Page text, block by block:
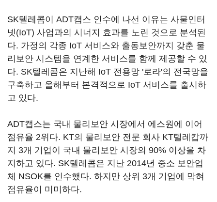
SK텔레콤이 ADT캡스 인수에 나선 이유는 사물인터
넷(IoT) 사업과의 시너지 효과를 노린 것으로 분석된
다. 가정의 각종 IoT 서비스와 출동보안까지 갖춘 물
리보안 시스템을 연계한 서비스를 함께 제공할 수 있
다. SK텔레콤은 지난해 IoT 전용망 '로라'의 전국망을
구축하고 올해부터 본격적으로 IoT 서비스를 출시하
고 있다.
ADT캡스는 국내 물리보안 시장에서 에스원에 이어
점유율 2위다. KT의 물리보안 전문 회사 KT텔레캅까
지 3개 기업이 국내 물리보안 시장의 90% 이상을 차
지하고 있다. SK텔레콤은 지난 2014년 중소 보안업
체 NSOK를 인수했다. 하지만 상위 3개 기업에 막혀
점유율이 미미하다.